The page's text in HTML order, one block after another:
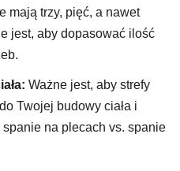
mają trzy, pięć, a nawet
jest, aby dopasować ilość
Ważne jest, aby strefy
Twojej budowy ciała i
na plecach vs. spanie